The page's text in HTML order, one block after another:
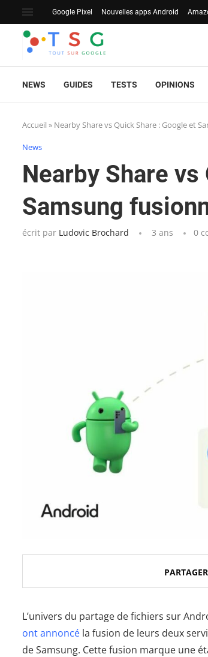
Google Pixel Nouvelles apps Android
NEWS GUIDES TESTS OPINIONS
Accueil » Nearby Share vs Quick Share : Google et
News
Nearby Share
Samsung
écrit par Ludovic Brochard 3 ans 0
PARTAGER
L’univers du partage de fichiers sur
ont annoncé la fusion de leurs deux
de Samsung. Cette fusion marque une